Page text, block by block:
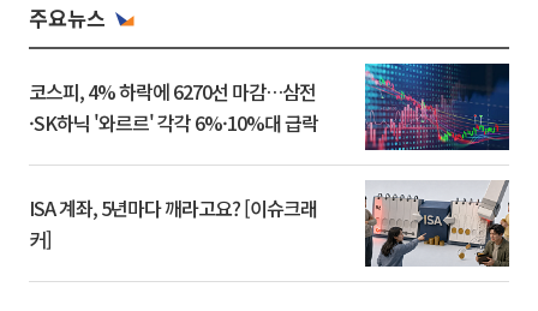
주요뉴스
코스피, 4% 하락에 6270선 마감…삼전
·SK하닉 '와르르' 각각 6%·10%대 급락
ISA 계좌, 5년마다 깨라고요? [이슈크래
커]